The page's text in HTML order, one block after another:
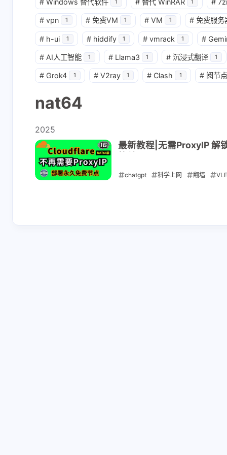
# Windows 替代软件 1 # 替代 WinRAR 1 #
# vpn 1 # 免费VM 1 # VM 1 # 免费服务
# h-ui 1 # hiddify 1 # vmrack 1 #
# AI人工智能 1 # Llama3 1 # 沉浸式翻译 1
# Grok4 1 # V2ray 1 # Clash 1 # 阅节点
nat64
2025
最新教程|无需ProxyIP
chatgpt 科学上网 翻墙